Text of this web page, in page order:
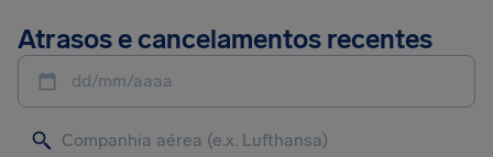
Atrasos e cancelamentos recentes
dd/mm/aaaa